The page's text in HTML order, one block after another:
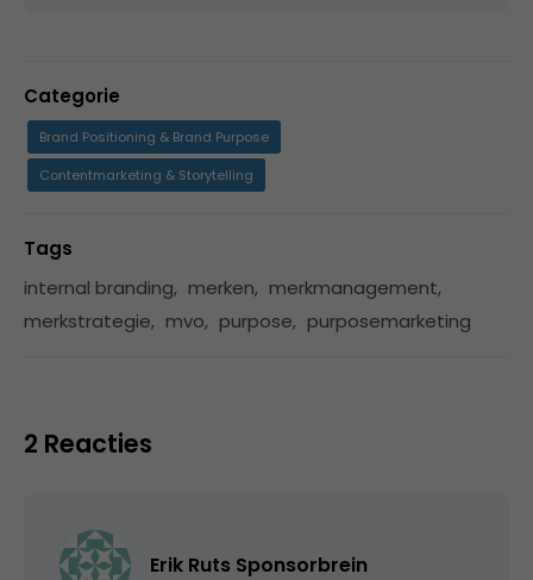
Categorie
Brand Positioning & Brand Purpose
Contentmarketing & Storytelling
Tags
internal branding, merken, merkmanagement,
merkstrategie, mvo, purpose, purposemarketing
2 Reacties
Erik Ruts Sponsorbrein